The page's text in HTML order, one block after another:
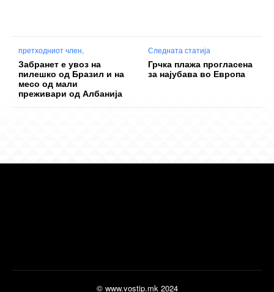
претходниот член,
Забранет е увоз на
пилешко од Бразил и на
месо од мали
преживари од Албанија
Следната статија
Грчка плажа прогласена
за најубава во Европа
© www.vostip.mk 2024